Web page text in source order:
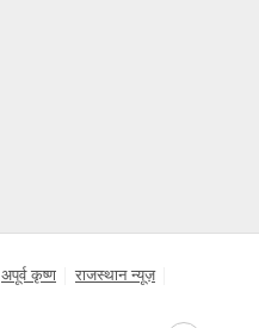
अपूर्व कृष्ण
राजस्थान न्यूज़